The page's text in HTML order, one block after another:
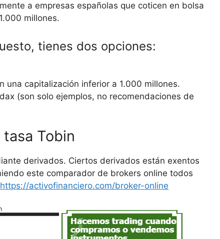
a empresas españolas que coticen en bolsa
millones.
tienes dos opciones:
una capitalización inferior a 1.000 millones.
(son solo ejemplos, no recomendaciones de
Tobin
derivados. Ciertos derivados están exentos
este comparador de brokers online todos
https://activofinanciero.com/broker-online